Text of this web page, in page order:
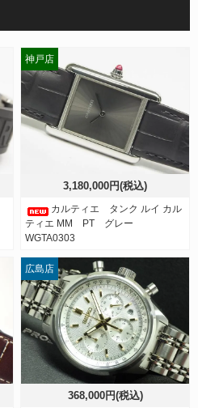
3,180,000円(税込)
カルティエ タンク ルイ カル
ティエ MM PT グレー
WGTA0303
神戸店
368,000円(税込)
広島店